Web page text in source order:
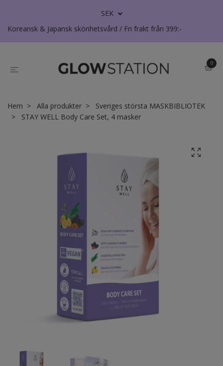
SEK
Koreansk & Japansk skönhetsvård / Fri frakt från 399:-
0
Hem Alla produkter
Sveriges största MASKBIBLIOTEK
STAY WELL Body Care Set, 4 masker